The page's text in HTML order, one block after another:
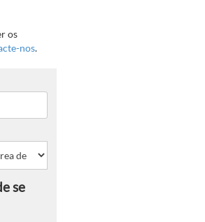
os
nos.